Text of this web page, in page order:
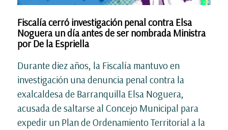
Fiscalía cerró investigación penal contra Elsa
Noguera un día antes de ser nombrada Ministra
por De la Espriella
Durante diez años, la Fiscalía mantuvo en
investigación una denuncia penal contra la
exalcaldesa de Barranquilla Elsa Noguera,
acusada de saltarse al Concejo Municipal para
expedir un Plan de Ordenamiento Territorial a la